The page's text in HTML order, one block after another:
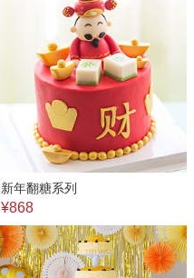
新年翻糖系列
¥868